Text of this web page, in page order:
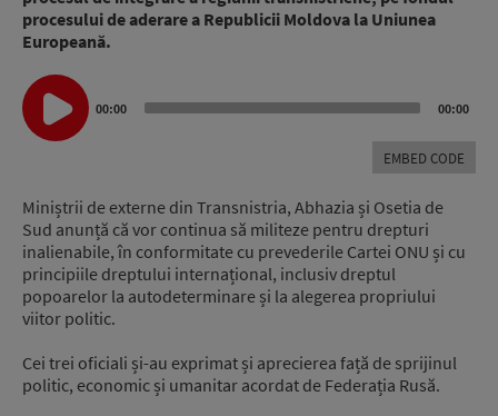
procesului de aderare a Republicii Moldova la Uniunea
Europeană.
Audio
Player
00:00 00:00
EMBED CODE
Miniștrii de externe din Transnistria, Abhazia și Osetia de
Sud anunță că vor continua să militeze pentru drepturi
inalienabile, în conformitate cu prevederile Cartei ONU și cu
principiile dreptului internațional, inclusiv dreptul
popoarelor la autodeterminare și la alegerea propriului
viitor politic.
Cei trei oficiali și-au exprimat și aprecierea față de sprijinul
politic, economic și umanitar acordat de Federația Rusă.